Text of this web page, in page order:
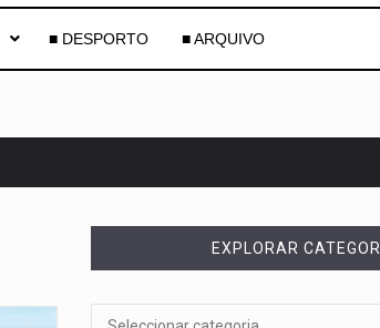
■ DESPORTO ■ ARQUIVO
EXPLORAR